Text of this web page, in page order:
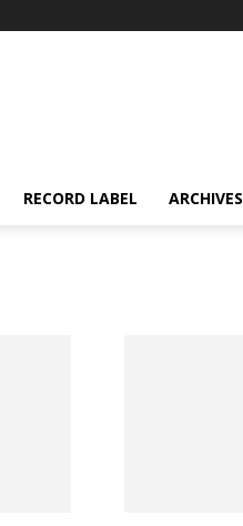
RECORD LABEL ARCHIVES